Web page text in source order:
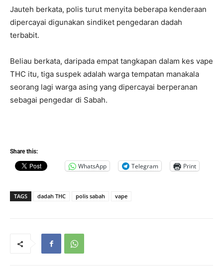
Jauteh berkata, polis turut menyita beberapa kenderaan
dipercayai digunakan sindiket pengedaran dadah
terbabit.
Beliau berkata, daripada empat tangkapan dalam kes vape
THC itu, tiga suspek adalah warga tempatan manakala
seorang lagi warga asing yang dipercayai berperanan
sebagai pengedar di Sabah.
Share this:
WhatsApp Telegram Print
TAGS dadah THC polis sabah vape